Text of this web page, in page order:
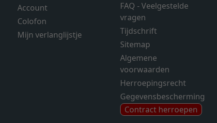
Account
Colofon
Mijn verlanglijstje
FAQ - Veelgestelde
vragen
Tijdschrift
Sitemap
Algemene
voorwaarden
Herroepingsrecht
Gegevensbescherming
Contract herroepen